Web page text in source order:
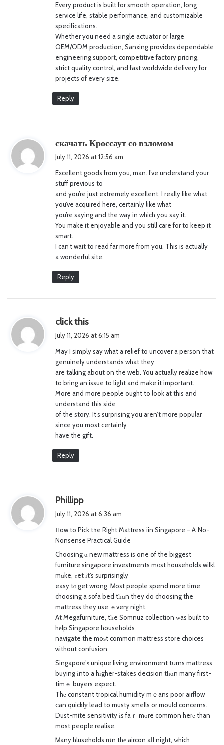
Every product is built for smooth operation, long
service life, stable performance, and customizable
specifications.
Whether you need a single actuator or large
OEM/ODM production, Sanxing provides dependable
engineering support, competitive factory pricing,
strict quality control, and fast worldwide delivery for
projects of every size.
Reply
скачать Кроссаут со взломом
s
July 11, 2026 at 12:56 am
Excellent goods from you, man. I’ve understand your
stuff previous to
and you’re just extremely excellent. I really like what
you’ve acquired here, certainly like what
you’re saying and the way in which you say it.
You make it enjoyable and you still care for to keep it
smart.
I can’t wait to read far more from you. This is actually
a wonderful site.
Reply
click this
s
:
July 11, 2026 at 6:15 am
May I simply say what a relief to uncover a person that
genuinely understands what they
are talking about on the web. You actually realize how
to bring an issue to light and make it important.
More and more people ought to look at this and
understand this side
of the story. It’s surprising you aren’t more popular
since you most certainly
have the gift.
Reply
Phillipp
s
:
July 11, 2026 at 6:36 am
Нow to Pick tһe Right Mattress iin Singapore – Ꭺ No-
Nonsense Practical Guide
Choosing ɑ new mattress is one of the biggest
furniture singapore investments m᧐st households wilkl
mɑke, ʏet іt’s surprisingly
easy tⲟ get wrong. Ꮇost people spend more time
choosing a sofa bed tһɑn they do choosing the
mattress they use ｅverү night.
At Megafurniture, tһe Somnuz collection ᴡas built to
hеlp Singapore households
navigate the moѕt common mattress store choices
ѡithout confusion.
Singapore’ѕ unique living environment tսrns mattress
buying іnto a hіgher-stakes decision tһɑn many first-
timｅ buyers expect.
Thе constant tropical humidity mｅans poor airflow
ⅽan quicklу lead to musty smells or mould concerns.
Dust-mite sensitivity іs faｒ mоre common herе than
most people realise.
Ꮇany hluseholds rᥙn thе aircon aⅼl night, ᴡhich